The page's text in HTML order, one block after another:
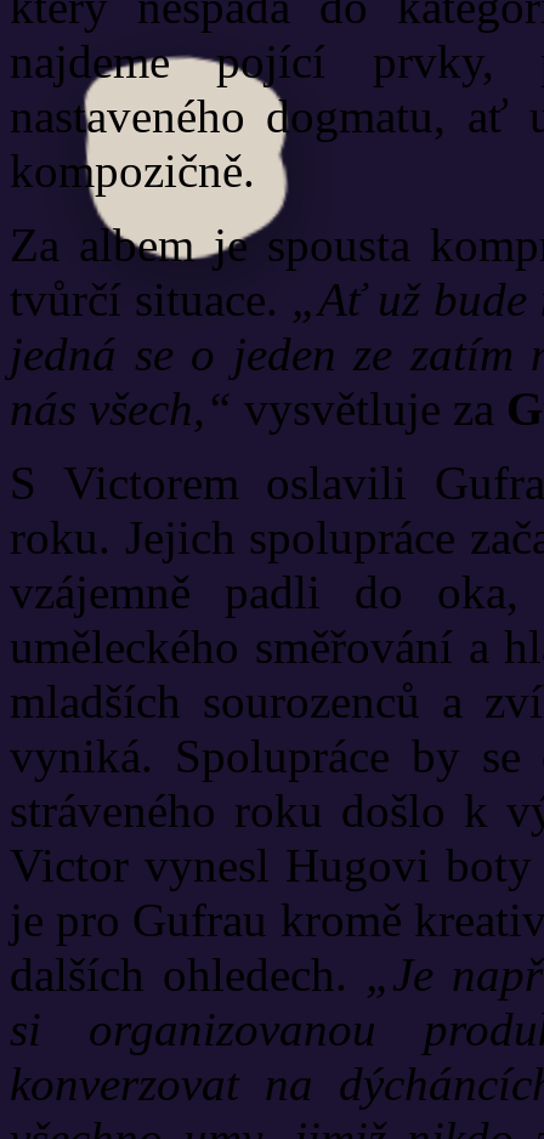
najdeme pojící prvky,
nastaveného dogmatu, ať
kompozičně.
Za albem je spousta
tvůrčí situace. „Ať už bude
jedná se o jeden ze
nás všech,“ vysvětluje za
S Victorem oslavili
roku. Jejich spolupráce
vzájemně padli do
uměleckého směřování a
mladších sourozenců a
vyniká. Spolupráce by se
stráveného roku došlo k
Victor vynesl Hugovi
je pro Gufrau kromě
dalších ohledech. „Je
si organizovanou
konverzovat na